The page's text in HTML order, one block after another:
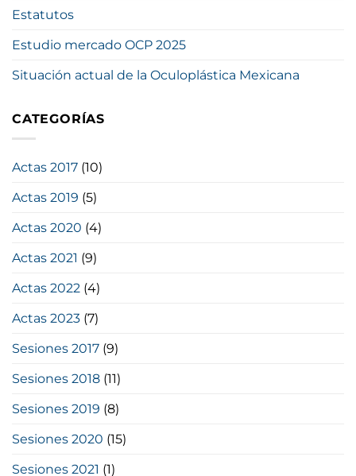
Estatutos
Estudio mercado OCP 2025
Situación actual de la Oculoplástica Mexicana
CATEGORÍAS
Actas 2017 (10)
Actas 2019 (5)
Actas 2020 (4)
Actas 2021 (9)
Actas 2022 (4)
Actas 2023 (7)
Sesiones 2017 (9)
Sesiones 2018 (11)
Sesiones 2019 (8)
Sesiones 2020 (15)
Sesiones 2021 (1)